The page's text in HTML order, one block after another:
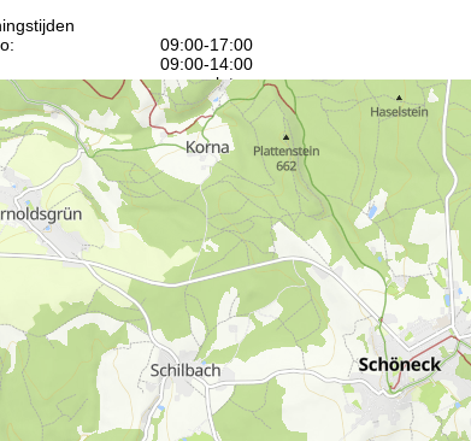
09:00-17:00
09:00-14:00
gesloten
Advies